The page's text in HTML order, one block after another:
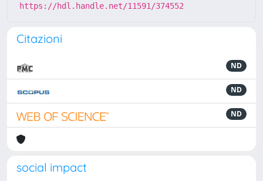
https://hdl.handle.net/11591/374552
Citazioni
ND
ND
ND
social impact